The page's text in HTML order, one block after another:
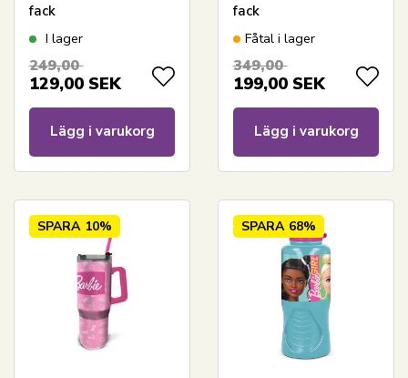
fack
I lager
249,00
129,00 SEK
Lägg i varukorg
fack
Fåtal i lager
349,00
199,00 SEK
Lägg i varukorg
SPARA 10% SPARA 68%